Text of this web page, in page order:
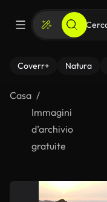
Coverr+ Natura
Casa
Immagini
d’archivio
gratuite